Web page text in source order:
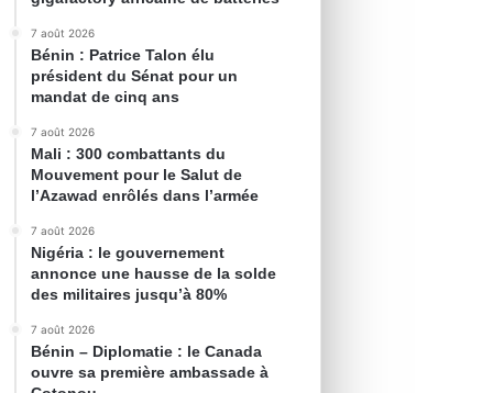
7 août 2026
Bénin : Patrice Talon élu
président du Sénat pour un
mandat de cinq ans
7 août 2026
Mali : 300 combattants du
Mouvement pour le Salut de
l’Azawad enrôlés dans l’armée
7 août 2026
Nigéria : le gouvernement
annonce une hausse de la solde
des militaires jusqu’à 80%
7 août 2026
Bénin – Diplomatie : le Canada
ouvre sa première ambassade à